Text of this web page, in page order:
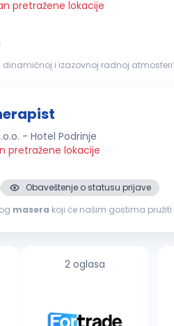
pretražene lokacije
i izazovnoj radnoj
- Hotel Podrinje
pretražene lokacije
Obaveštenje o statusu prijave
masera koji će našim gostima
2 oglasa